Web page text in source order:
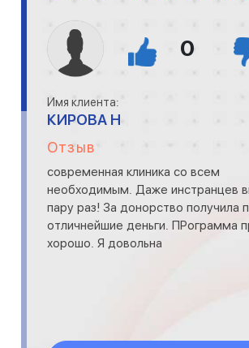
0
Имя клиента:
КИРОВА Н
Отзыв
современная клиника со всем
необходимым. Даже инстранцев
пару раз! За донорство получила
отличнейшие деньги. ПРограмма
хорошо. Я довольна